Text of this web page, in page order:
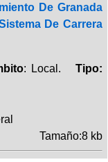
De Granada
De Carrera
: Local.Tipo:
Tamaño:8 kb